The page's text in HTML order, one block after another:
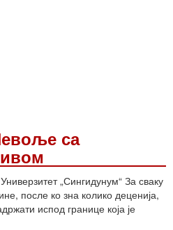
са
„Сингидунум“ За сваку
после ко зна колико деценија,
испод границе која је